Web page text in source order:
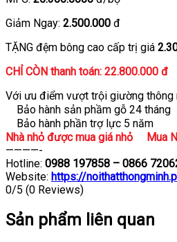
Giảm Ngay: 2.500.000 đ
TẶNG đệm bông cao cấp trị giá
CHỈ CÒN thanh toán: 22.800.000 đ
Với ưu điểm vượt trội giường thông
Bảo hành sản phầm gỗ 24 tháng
Bảo hành phần trợ lực 5 năm
Nhà nhỏ được mua giá nhỏ
Mua
————-
Hotline: 0988 197858 – 0866
Website: https://
0/5 (0 Reviews)
Sản phẩm liên quan